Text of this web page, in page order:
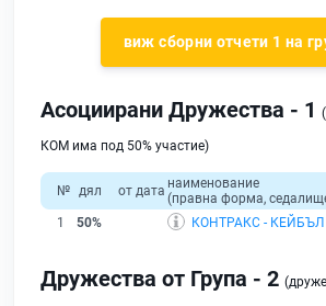
виж сборни отчети 1 на
Асоциирани Дружества - 1
КОМ има под 50% участие)
№ дял от дата наименование
(правна форма,
1
50% КОНТРАКС -
Дружества от Група - 2